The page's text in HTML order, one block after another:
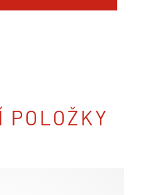
POLOŽKY